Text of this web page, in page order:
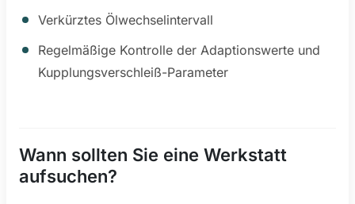
Verkürztes Ölwechselintervall
Regelmäßige Kontrolle der Adaptionswerte und
Kupplungsverschleiß-Parameter
Wann sollten Sie eine Werkstatt
aufsuchen?